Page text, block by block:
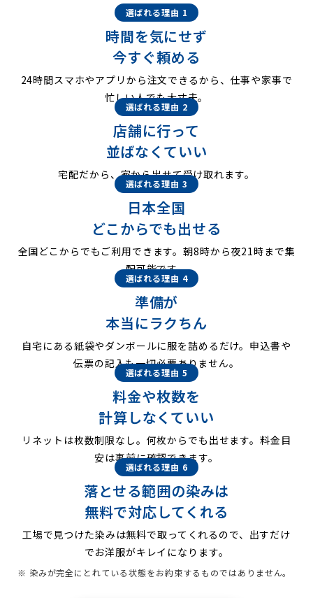
選ばれる理由 1
時間を気にせず
今すぐ頼める
24時間スマホやアプリから注文できるから、仕事や家事で
忙しい人でも大丈夫。
選ばれる理由 2
店舗に行って
並ばなくていい
宅配だから、家から出せて受け取れます。
選ばれる理由 3
日本全国
どこからでも出せる
全国どこからでもご利用できます。朝8時から夜21時まで集
配可能です。
選ばれる理由 4
準備が
本当にラクちん
自宅にある紙袋やダンボールに服を詰めるだけ。申込書や
伝票の記入も一切必要ありません。
選ばれる理由 5
料金や枚数を
計算しなくていい
リネットは枚数制限なし。何枚からでも出せます。料金目
安は事前に確認できます。
選ばれる理由 6
落とせる範囲の染みは
無料で対応してくれる
工場で見つけた染みは無料で取ってくれるので、出すだけ
でお洋服がキレイになります。
※ 染みが完全にとれている状態をお約束するものではありません。